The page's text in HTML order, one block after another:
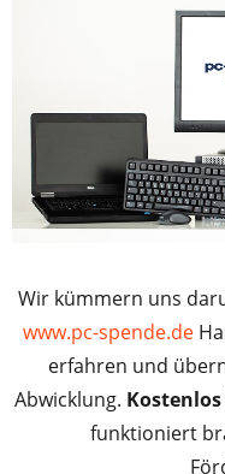
Wir kümmern uns
www.pc-spende.de
erfahren und
Abwicklung.
funktioniert